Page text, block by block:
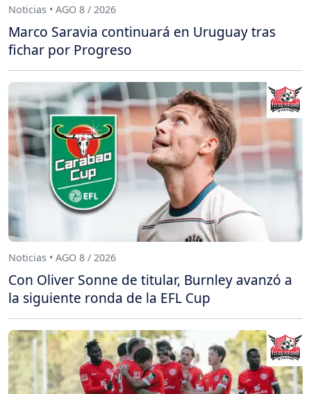
Noticias • AGO 8 / 2026
Marco Saravia continuará en Uruguay tras
fichar por Progreso
Noticias • AGO 8 / 2026
Con Oliver Sonne de titular, Burnley avanzó a
la siguiente ronda de la EFL Cup